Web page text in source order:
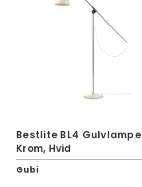
Bestlite BL4 Gulvlampe |
Krom, Hvid
Gubi